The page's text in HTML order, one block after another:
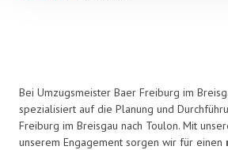
Bei Umzugsmeister Baer Freiburg im
spezialisiert auf die Planung und
Freiburg im Breisgau nach Toulon. Mit
unserem Engagement sorgen wir für einen